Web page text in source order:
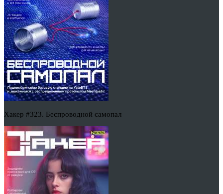
Хакер #323. Беспроводной самопал